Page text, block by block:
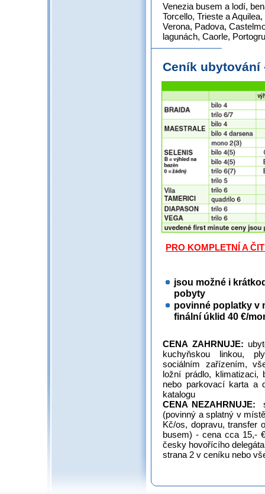
Venezia busem a lodí,
Torcello, Trieste a
Verona, Padova,
lagunách, Caorle,
Ceník
PRO KOMPLETNÍ A
jsou možné i
pobyty
povinné poplatky v
finální úklid 40 €/
CENA ZAHRNUJE:
kuchyňskou linkou,
sociálním zařízením,
ložní prádlo,
nebo parkovací karta a
katalogu
CENA NEZAHRNUJE:
(povinný a splatný v
Kč/os, dopravu, transfer
busem) - cena cca 15,-
česky hovořícího
strana 2 v ceníku nebo